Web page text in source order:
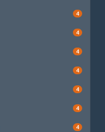
4
4
4
4
4
4
4